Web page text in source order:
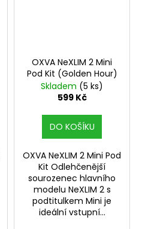
OXVA NeXLIM 2 Mini
Pod Kit (Golden Hour)
Skladem (5 ks)
599 Kč
DO KOŠÍKU
OXVA NeXLIM 2 Mini Pod
Kit Odlehčenější
sourozenec hlavního
modelu NeXLIM 2 s
podtitulkem Mini je
ideální vstupní...